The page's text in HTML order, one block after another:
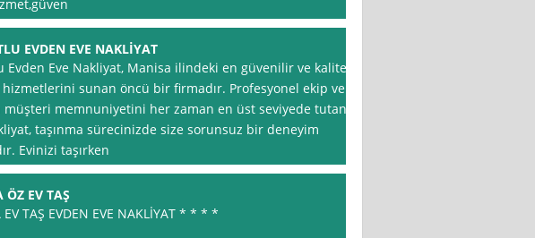
EVDEN EVE NAKLİYAT
Evden Eve Nakliyat, Manisa ilindeki en güvenilir ve kaliteli
sunan öncü bir firmadır. Profesyonel ekip ve
müşteri memnuniyetini her zaman en üst seviyede tutan
taşınma sürecinizde size sorunsuz bir deneyim
Evinizi taşırken
ÖZ EV TAŞ
EV TAŞ EVDEN EVE NAKLİYAT * * * *